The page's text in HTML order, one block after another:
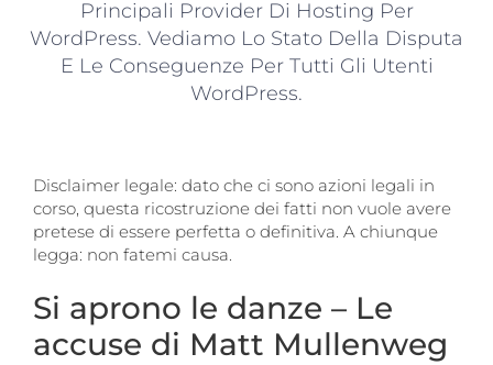
Principali Provider Di Hosting Per
WordPress. Vediamo Lo Stato Della Disputa
E Le Conseguenze Per Tutti Gli Utenti
WordPress.
Disclaimer legale: dato che ci sono azioni legali in
corso, questa ricostruzione dei fatti non vuole avere
pretese di essere perfetta o definitiva. A chiunque
legga: non fatemi causa.
Si aprono le danze – Le
accuse di Matt Mullenweg